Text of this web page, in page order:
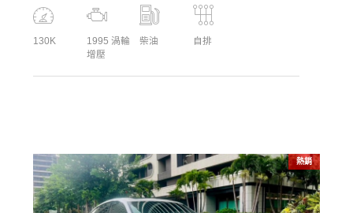
130K
1995 渦輪
增壓
柴油 自排
熱銷